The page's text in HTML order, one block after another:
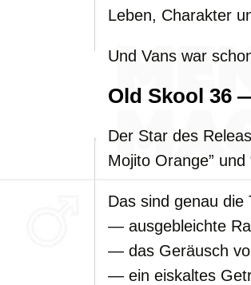
Leben, Charakter
Und Vans war
Old Skool 36
Der Star des
Mojito Orange” und
Das sind genau
— ausgebleichte
— das Geräusch
— ein eiskaltes